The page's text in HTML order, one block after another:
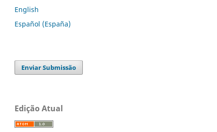
English
Español (España)
Enviar Submissão
Edição Atual